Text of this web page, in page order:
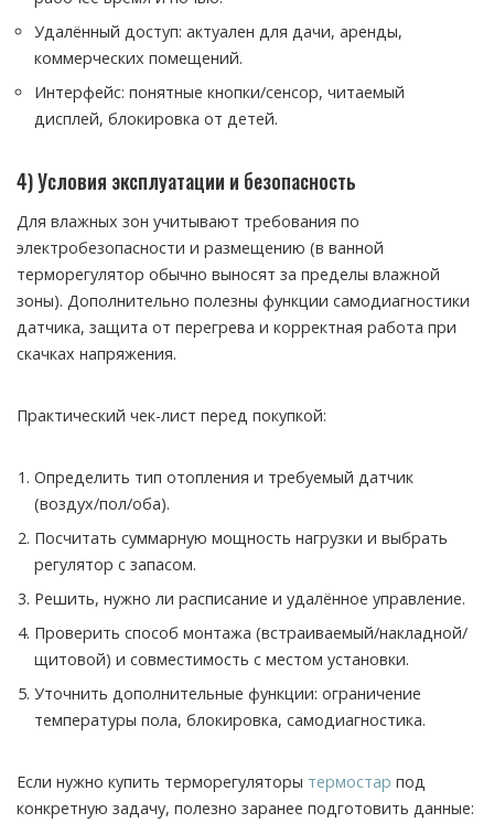
Удалённый доступ: актуален для дачи, аренды,
коммерческих помещений.
Интерфейс: понятные кнопки/сенсор, читаемый
дисплей, блокировка от детей.
4) Условия эксплуатации и безопасность
Для влажных зон учитывают требования по
электробезопасности и размещению (в ванной
терморегулятор обычно выносят за пределы влажной
зоны). Дополнительно полезны функции самодиагностики
датчика, защита от перегрева и корректная работа при
скачках напряжения.
Практический чек-лист перед покупкой:
Определить тип отопления и требуемый датчик
(воздух/пол/оба).
Посчитать суммарную мощность нагрузки и выбрать
регулятор с запасом.
Решить, нужно ли расписание и удалённое управление.
Проверить способ монтажа (встраиваемый/накладной/
щитовой) и совместимость с местом установки.
Уточнить дополнительные функции: ограничение
температуры пола, блокировка, самодиагностика.
Если нужно купить терморегуляторы термостар под
конкретную задачу, полезно заранее подготовить данные: